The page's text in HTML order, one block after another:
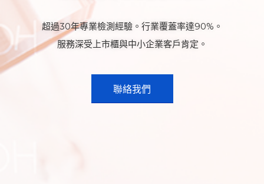
超過30年專業檢測經驗。行業覆蓋率達90%。
服務深受上市櫃與中小企業客戶肯定。
聯絡我們